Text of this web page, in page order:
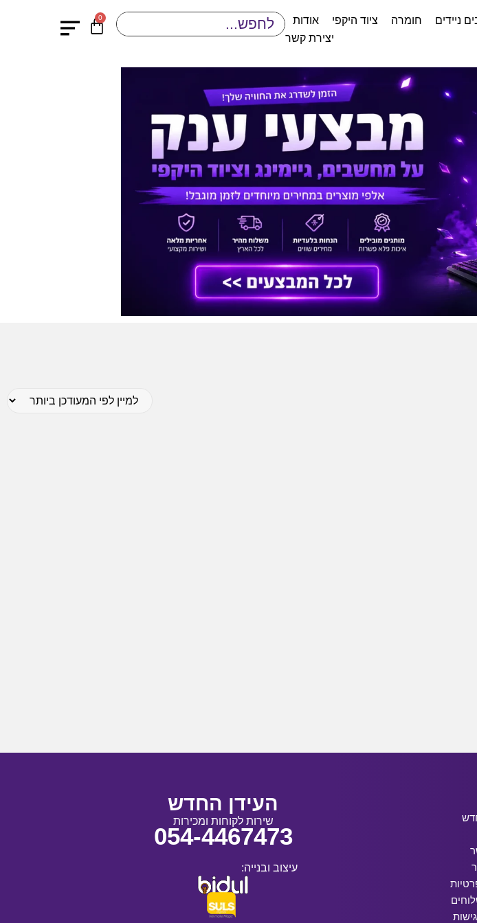
ניידים חומרה ציוד היקפי
אודות
יצירת קשר
0
העידן החדש
שירות לקוחות ומכירות
054-4467473
עיצוב ובנייה: